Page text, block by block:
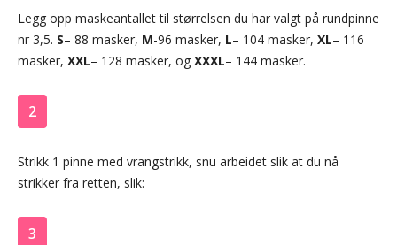
Legg opp maskeantallet til størrelsen du har valgt på rundpinne
nr 3,5. S– 88 masker, M-96 masker, L– 104 masker, XL– 116
masker, XXL– 128 masker, og XXXL– 144 masker.
2
Strikk 1 pinne med vrangstrikk, snu arbeidet slik at du nå
strikker fra retten, slik:
3